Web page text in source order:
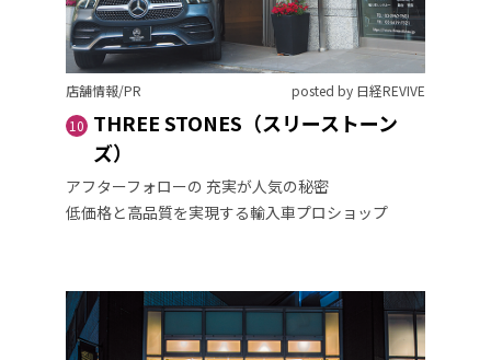
店舗情報/PR
posted by 日経REVIVE
10 THREE STONES（スリーストーン
ズ）
アフターフォローの 充実が人気の秘密
低価格と高品質を実現する輸入車プロショップ